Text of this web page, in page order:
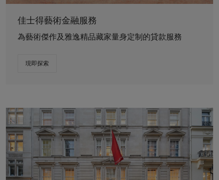
佳士得藝術金融服務
為藝術傑作及雅逸精品藏家量身定制的貸款服務
現即探索